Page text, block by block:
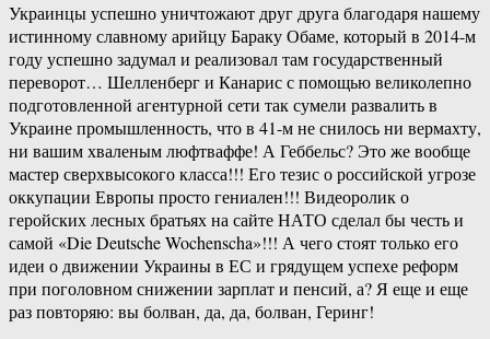
Украинцы успешно уничтожают друг друга благодаря нашему
истинному славному арийцу Бараку Обаме, который в 2014-м
году успешно задумал и реализовал там государственный
переворот… Шелленберг и Канарис с помощью великолепно
подготовленной агентурной сети так сумели развалить в
Украине промышленность, что в 41-м не снилось ни вермахту,
ни вашим хваленым люфтваффе! А Геббельс? Это же вообще
мастер сверхвысокого класса!!! Его тезис о российской угрозе
оккупации Европы просто гениален!!! Видеоролик о
геройских лесных братьях на сайте НАТО сделал бы честь и
самой «Die Deutsche Wochenscha»!!! А чего стоят только его
идеи о движении Украины в ЕС и грядущем успехе реформ
при поголовном снижении зарплат и пенсий, а? Я еще и еще
раз повторяю: вы болван, да, да, болван, Геринг!